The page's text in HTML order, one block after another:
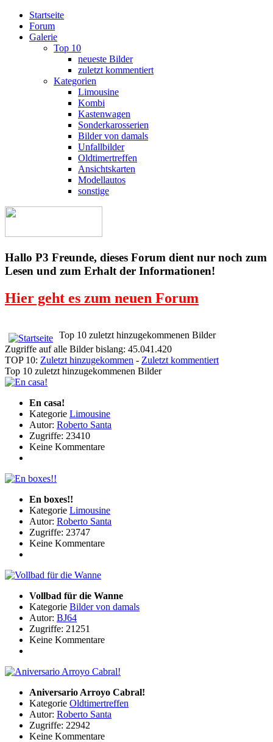
Startseite
Forum
Galerie
Top 10
neueste Bilder
zuletzt kommentiert
Kategorien
Limousine
Kombi
Kastenwagen
Sonderkarosserien
Bilder von damals
Unfallbilder
Oldtimertreffen
Ansichtskarten
Modellautos
sonstige
Hallo P3 Freunde, dieses Forum dient nur noch zum
Lesen und zum Erhalt der Informationen!
Hier geht es zum neuen Forum
Top 10 zuletzt hinzugekommenen Bilder
Zugriffe auf alle Bilder bislang: 45.041.420
TOP 10: Zuletzt hinzugekommen - Zuletzt kommentiert
Top 10 zuletzt hinzugekommenen Bilder
En casa!
Kategorie Limousine
Autor: Roberto Santa
Zugriffe: 23410
Keine Kommentare
En boxes!!
Kategorie Limousine
Autor: Roberto Santa
Zugriffe: 23747
Keine Kommentare
Vollbad für die Wanne
Kategorie Bilder von damals
Autor: BJ64
Zugriffe: 21251
Keine Kommentare
Aniversario Arroyo Cabral!
Kategorie Oldtimertreffen
Autor: Roberto Santa
Zugriffe: 22942
Keine Kommentare